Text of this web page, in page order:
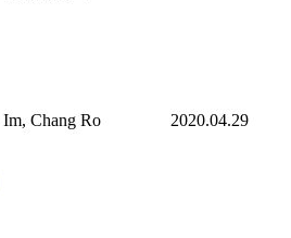
Im, Chang Ro 2020.04.29